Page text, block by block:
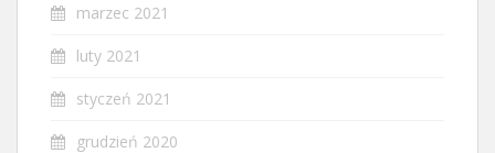
marzec 2021
luty 2021
styczeń 2021
grudzień 2020